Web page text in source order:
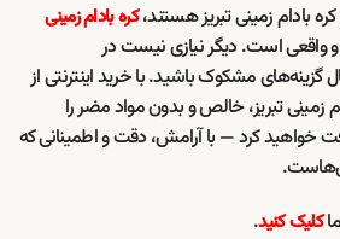
بادام زمینی تبریز هستند،کره بادام زمینی
واقعی است. دیگر نیازی نیست در
مشکوک باشید. با خرید اینترنتی از
زمینی تبریز، خالص و بدون مواد مضر را
خواهید کرد — با آرامش، دقت و اطمینانی که
کلیک کنید.